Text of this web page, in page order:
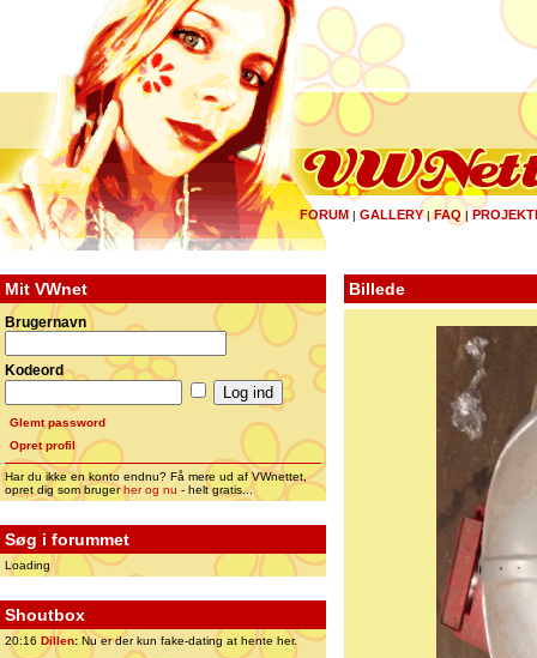
FORUM | GALLERY|FAQ |
Mit VWnet
Brugernavn
Kodeord
Glemt password
Opret profil
Har du ikke en konto endnu? Få mere ud af VWnettet,
opret dig som brugerher og nu - helt gratis...
Søg i forummet
Loading
Shoutbox
20:16 Dillen: Nu er der kun fake-dating at hente her.
Billede